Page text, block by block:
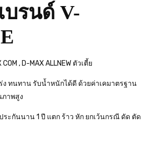
บรนด์ V-
, D-MAX ALLNEW ตัวเตี้ย
ทนทาน รับน้ำหนักได้ดี ด้วยค่าเคมาตรฐาน
ภาพสูง
ระกันนาน1 ปี แตก ร้าว หัก ยกเว้นกรณี ดัด ตัด